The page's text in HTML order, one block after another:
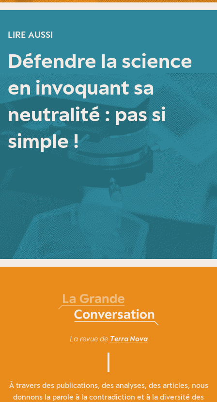
LIRE AUSSI
Défendre la science
en invoquant sa
neutralité : pas si
simple !
La revue de Terra Nova
À travers des publications, des analyses, des articles, nous
donnons la parole à la contradiction et à la diversité des